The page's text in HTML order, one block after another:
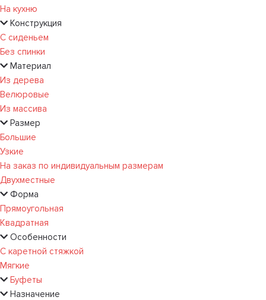
На кухню
Конструкция
С сиденьем
Без спинки
Материал
Из дерева
Велюровые
Из массива
Размер
Большие
Узкие
На заказ по индивидуальным размерам
Двухместные
Форма
Прямоугольная
Квадратная
Особенности
С каретной стяжкой
Мягкие
Буфеты
Назначение